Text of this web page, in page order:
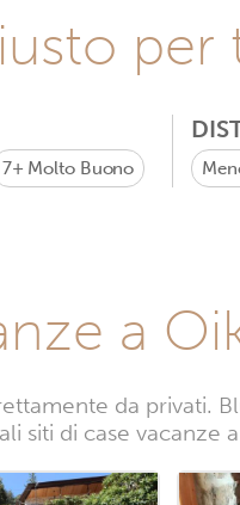
per
7+ Molto Buono
a
da privati.
siti di case vacanze